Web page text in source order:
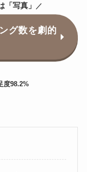
写真」 ／
グ数を劇的
度98.2%